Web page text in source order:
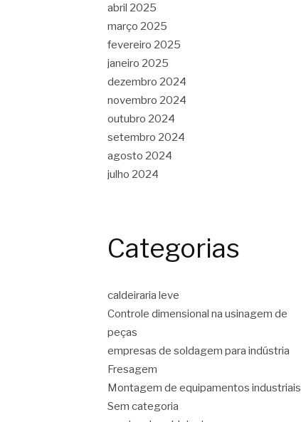
abril 2025
março 2025
fevereiro 2025
janeiro 2025
dezembro 2024
novembro 2024
outubro 2024
setembro 2024
agosto 2024
julho 2024
Categorias
caldeiraria leve
Controle dimensional na usinagem de
peças
empresas de soldagem para indústria
Fresagem
Montagem de equipamentos industriais
Sem categoria